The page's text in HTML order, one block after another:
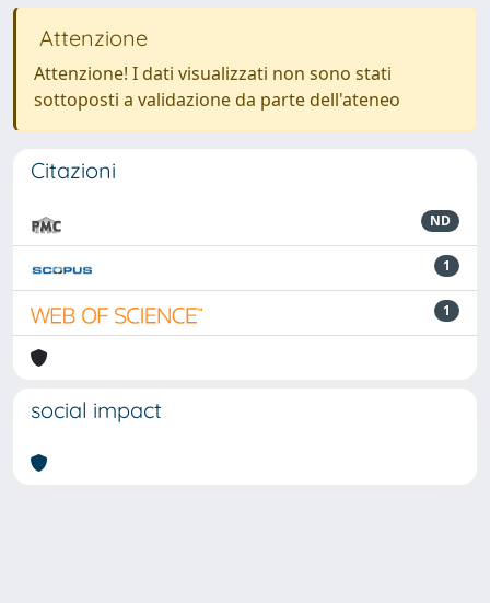
Attenzione
Attenzione! I dati visualizzati non sono stati
sottoposti a validazione da parte dell'ateneo
Citazioni
ND
1
1
social impact